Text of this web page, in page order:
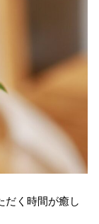
だく時間が癒し